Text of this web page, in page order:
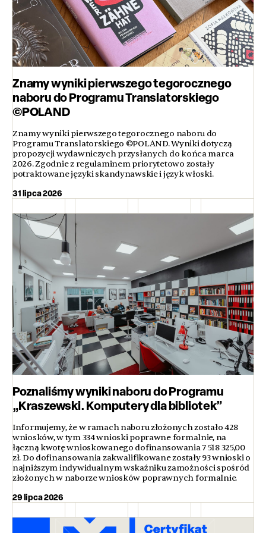
Znamy wyniki pierwszego tegorocznego
naboru do Programu Translatorskiego
©POLAND
Znamy wyniki pierwszego tegorocznego naboru do
Programu Translatorskiego ©POLAND. Wyniki dotyczą
propozycji wydawniczych przysłanych do końca marca
2026. Zgodnie z regulaminem priorytetowo zostały
potraktowane języki skandynawskie i język włoski.
31 lipca 2026
Poznaliśmy wyniki naboru do Programu
„Kraszewski. Komputery dla bibliotek”
Informujemy, że w ramach naboru złożonych zostało 428
wniosków, w tym 334 wnioski poprawne formalnie, na
łączną kwotę wnioskowanego dofinansowania 7 518 325,00
zł. Do dofinansowania zakwalifikowane zostały 93 wnioski o
najniższym indywidualnym wskaźniku zamożności spośród
złożonych w naborze wniosków poprawnych formalnie.
29 lipca 2026